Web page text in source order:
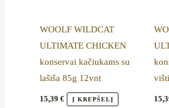
WOOLF WILDCAT
ULTIMATE CHICKEN
konservai kačiukams su
lašiša 85g 12vnt
15,39€ Į KREPŠELĮ